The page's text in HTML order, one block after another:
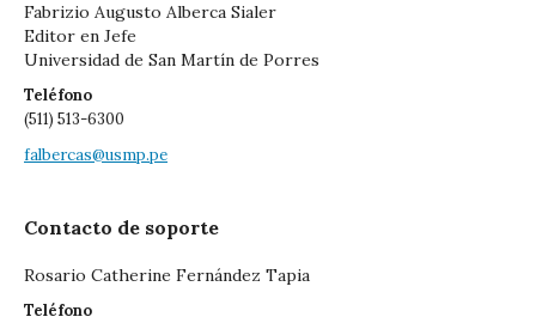
Fabrizio Augusto Alberca Sialer
Editor en Jefe
Universidad de San Martín de Porres
Teléfono
(511) 513-6300
falbercas@usmp.pe
Contacto de soporte
Rosario Catherine Fernández Tapia
Teléfono